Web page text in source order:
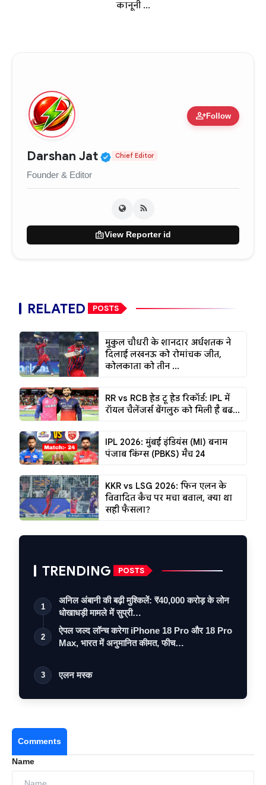
कानूनी ...
person_addFollow
Darshan Jat Verified Public Figure •
Chief Editor
Founder & Editor
badgeView Reporter id
RELATED POSTS
मुकुल चौधरी के शानदार अर्धशतक ने
दिलाई लखनऊ को रोमांचक जीत,
कोलकाता को तीन ...
RR vs RCB हेड टू हेड रिकॉर्ड: IPL में
रॉयल चैलेंजर्स बेंगलुरु को मिली है बढ...
IPL 2026: मुंबई इंडियंस (MI) बनाम
पंजाब किंग्स (PBKS) मैच 24
KKR vs LSG 2026: फिन एलन के
विवादित कैच पर मचा बवाल, क्या था
सही फैसला?
TRENDING POSTS
1
अनिल अंबानी की बढ़ी मुश्किलें: ₹40,000 करोड़ के लोन
धोखाधड़ी मामले में सुप्री…
2
ऐपल जल्द लॉन्च करेगा iPhone 18 Pro और 18 Pro
Max, भारत में अनुमानित कीमत, फीच…
3 एलन मस्क
Comments
Name